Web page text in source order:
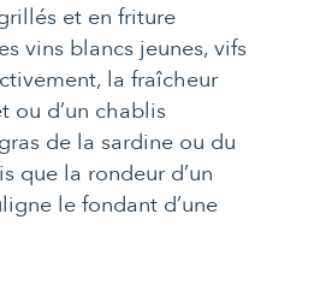
et en friture
vins blancs jeunes, vifs
la fraîcheur
ou d’un chablis
de la sardine ou du
que la rondeur d’un
le fondant d’une